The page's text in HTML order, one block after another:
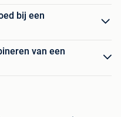
bij een
van een